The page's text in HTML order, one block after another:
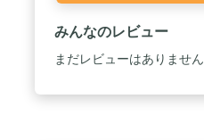
みんなのレビュー
まだレビューはありません